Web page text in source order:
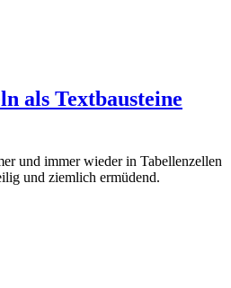
als Textbausteine
und immer wieder in Tabellenzellen
und ziemlich ermüdend.